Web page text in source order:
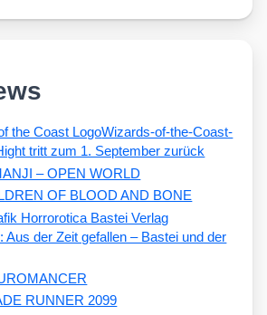
Wizards-of-the-Coast-
tritt zum 1. September zurück
– OPEN WORLD
OF BLOOD AND BONE
Aus der Zeit gefallen – Bastei und der
RUNNER 2099